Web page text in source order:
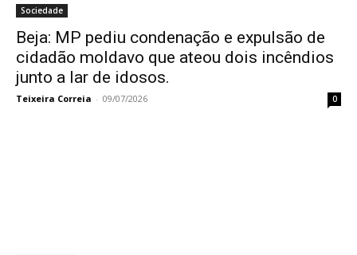
Sociedade
Beja: MP pediu condenação e expulsão de
cidadão moldavo que ateou dois incêndios
junto a lar de idosos.
Teixeira Correia - 09/07/2026 0